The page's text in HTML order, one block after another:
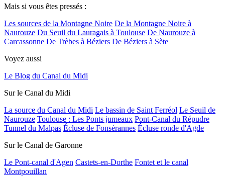
Mais si vous êtes pressés :
Les sources de la Montagne Noire De la Montagne Noire à
Naurouze Du Seuil du Lauragais à Toulouse De Naurouze à
Carcassonne De Trèbes à Béziers De Béziers à Sète
Voyez aussi
Le Blog du Canal du Midi
Sur le Canal du Midi
La source du Canal du Midi Le bassin de Saint Ferréol Le Seuil de
Naurouze Toulouse : Les Ponts jumeaux Pont-Canal du Répudre
Tunnel du Malpas Écluse de Fonsérannes Écluse ronde d'Agde
Sur le Canal de Garonne
Le Pont-canal d'Agen Castets-en-Dorthe Fontet et le canal
Montpouillan